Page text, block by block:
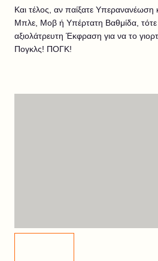
Και τέλος, αν παίξατε Υπερανανέωση
Μπλε, Μοβ ή Υπέρτατη Βαθμίδα, τότε
αξιολάτρευτη Έκφραση για να το
Πογκλς! ΠΟΓΚ!